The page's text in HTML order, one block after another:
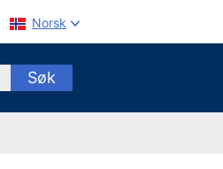
Norsk
Søk